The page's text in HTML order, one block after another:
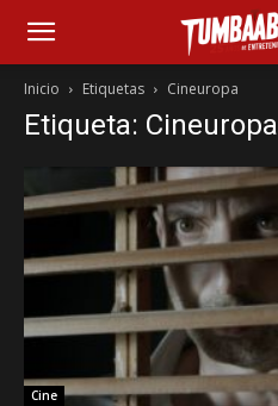
Inicio Etiquetas Cineuropa
Etiqueta: Cineuropa
Cine